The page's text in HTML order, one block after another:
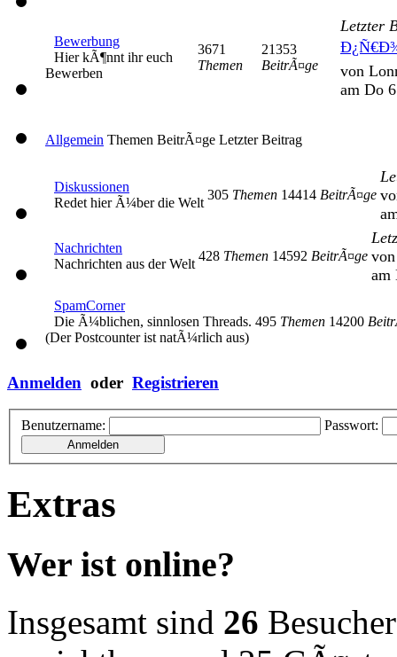
Bewerbung
Hier kÃ¶nnt ihr euch
Bewerben
3671
Themen
21353
BeitrÃ¤ge
Letzter
von
am Do
Allgemein Themen BeitrÃ¤ge Letzter Beitrag
Diskussionen
Redet hier Ã¼ber die Welt
305 Themen 14414 BeitrÃ¤ge
Nachrichten
Nachrichten aus der Welt
428 Themen 14592 BeitrÃ¤ge
am
SpamCorner
Die Ã¼blichen, sinnlosen Threads.
(Der Postcounter ist natÃ¼rlich aus)
495 Themen 14200
Anmelden oder Registrieren
Benutzername: Passwort:
Extras
Wer ist online?
Insgesamt sind 26